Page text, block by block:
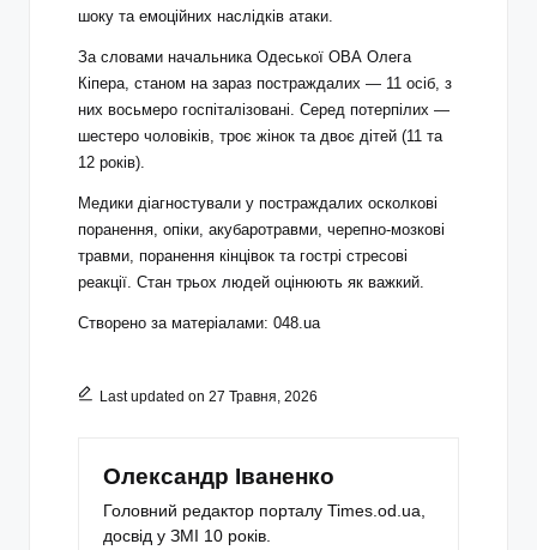
шоку та емоційних наслідків атаки.
За словами начальника Одеської ОВА Олега
Кіпера, станом на зараз постраждалих — 11 осіб, з
них восьмеро госпіталізовані. Серед потерпілих —
шестеро чоловіків, троє жінок та двоє дітей (11 та
12 років).
Медики діагностували у постраждалих осколкові
поранення, опіки, акубаротравми, черепно-мозкові
травми, поранення кінцівок та гострі стресові
реакції. Стан трьох людей оцінюють як важкий.
Створено за матеріалами: 048.ua
Last updated on 27 Травня, 2026
Олександр Іваненко
Головний редактор порталу Times.od.ua,
досвід у ЗМІ 10 років.